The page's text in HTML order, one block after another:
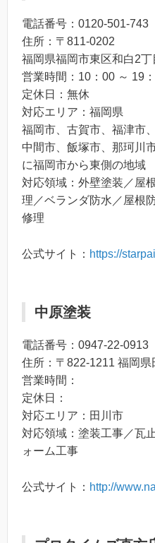
電話番号：0120-501-743
住所：〒811-0202
福岡県福岡市東区和白2丁
営業時間：10：00 ～ 19
定休日：無休
対応エリア：福岡県
福岡市、古賀市、福津市
中間市、飯塚市、那珂川
に福岡市から東側の地域
対応領域：外壁塗装／屋
理／ベランダ防水／屋根
修理
公式サイト： https://
中原塗装
電話番号：0947-22-0913
住所：〒822-1211 福岡
営業時間：
定休日：
対応エリア：田川市
対応領域：塗装工事／瓦
ォーム工事
公式サイト： http://